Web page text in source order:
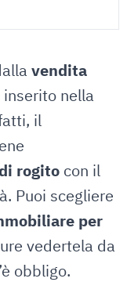
vendita
inserito nella
il
rogito con il
Puoi scegliere
per
vedertela da
obbligo.